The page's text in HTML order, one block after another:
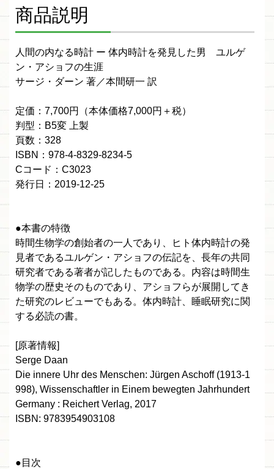
商品説明
人間の内なる時計 ー 体内時計を発見した男 ユルゲ
ン・アショフの生涯
サージ・ダーン 著／本間研一 訳
定価：7,700円（本体価格7,000円＋税）
判型：B5変 上製
頁数：328
ISBN：978-4-8329-8234-5
Cコード：C3023
発行日：2019-12-25
●本書の特徴
時間生物学の創始者の一人であり、ヒト体内時計の発
見者であるユルゲン・アショフの伝記を、長年の共同
研究者である著者が記したものである。内容は時間生
物学の歴史そのものであり、アショフらが展開してき
た研究のレビューでもある。体内時計、睡眠研究に関
する必読の書。
[原著情報]
Serge Daan
Die innere Uhr des Menschen: Jürgen Aschoff (1913-1
998), Wissenschaftler in Einem bewegten Jahrhundert
Germany : Reichert Verlag, 2017
ISBN: 9783954903108
●目次